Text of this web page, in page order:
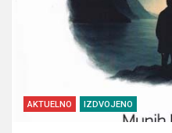
AKTUELNO IZDVOJENO